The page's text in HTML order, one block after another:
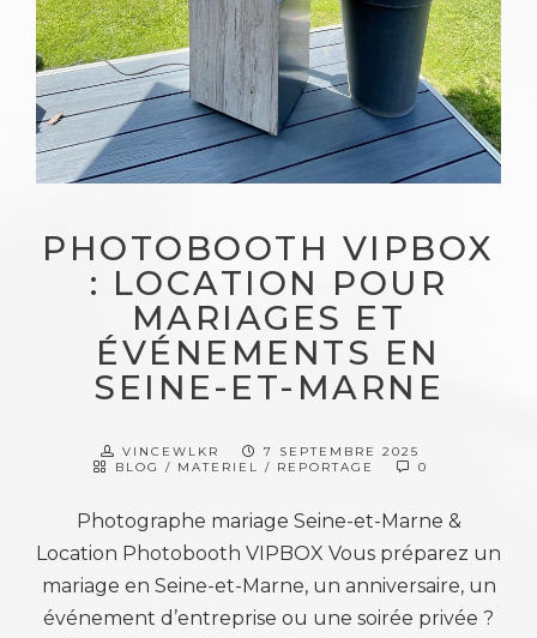
PHOTOBOOTH VIPBOX
: LOCATION POUR
MARIAGES ET
ÉVÉNEMENTS EN
SEINE-ET-MARNE
VINCEWLKR
7 SEPTEMBRE 2025
BLOG
/ MATERIEL / REPORTAGE 0
Photographe mariage Seine-et-Marne &
Location Photobooth VIPBOX Vous préparez un
mariage en Seine-et-Marne, un anniversaire, un
événement d’entreprise ou une soirée privée ?